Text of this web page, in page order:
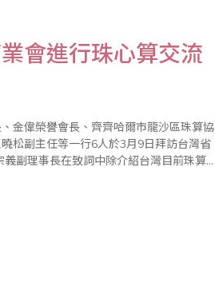
會進行珠心算交流
金偉榮譽會長、齊齊哈爾市龍沙區珠算協
松副主任等一行6人於3月9日拜訪台灣省